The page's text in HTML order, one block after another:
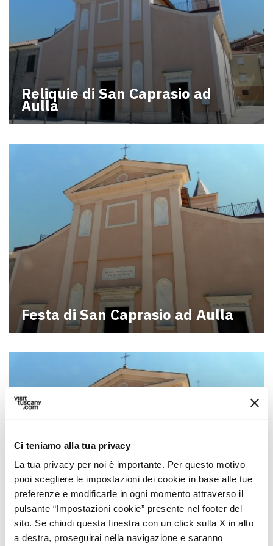
Ci teniamo alla tua privacy
La tua privacy per noi è importante. Per questo motivo
puoi scegliere le impostazioni dei cookie in base alle tue
preferenze e modificarle in ogni momento attraverso il
pulsante “Impostazioni cookie” presente nel footer del
sito. Se chiudi questa finestra con un click sulla X in alto
a destra, proseguirai nella navigazione e saranno
Reliquie di San Caprasio ad
Aulla
Festa di San Caprasio ad Aulla
Festa di San Severo ad Aulla